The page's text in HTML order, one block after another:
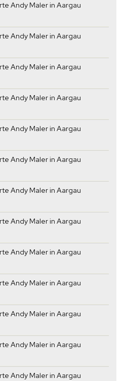
Andy Maler in Aargau
Andy Maler in Aargau
Andy Maler in Aargau
Andy Maler in Aargau
Andy Maler in Aargau
Andy Maler in Aargau
Andy Maler in Aargau
Andy Maler in Aargau
Andy Maler in Aargau
Andy Maler in Aargau
Andy Maler in Aargau
Andy Maler in Aargau
Andy Maler in Aargau